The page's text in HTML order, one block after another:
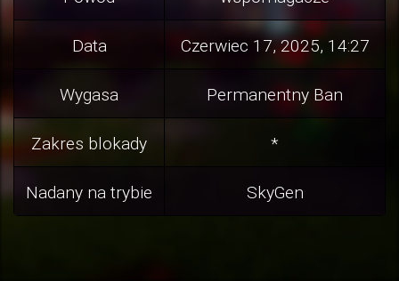
Data Czerwiec 17, 2025, 14:27
Wygasa Permanentny Ban
Zakres blokady *
Nadany na trybie SkyGen